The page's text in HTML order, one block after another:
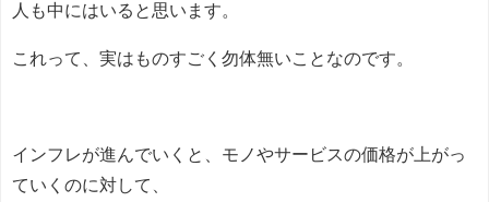
人も中にはいると思います。
これって、実はものすごく勿体無いことなのです。
インフレが進んでいくと、モノやサービスの価格が上がっ
ていくのに対して、